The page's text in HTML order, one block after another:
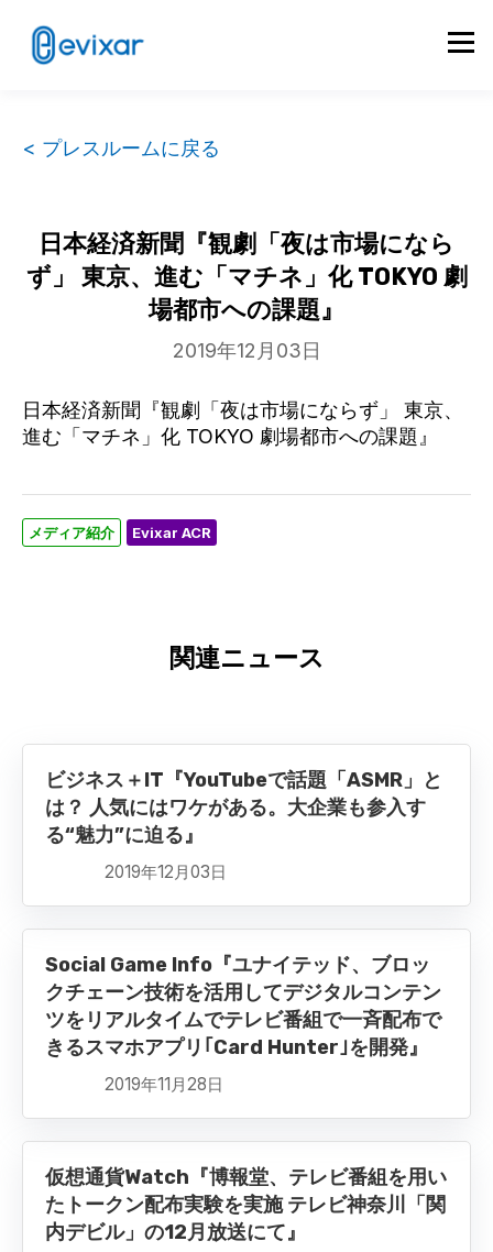
< プレスルームに戻る
日本経済新聞『観劇「夜は市場になら
ず」 東京、進む「マチネ」化 TOKYO 劇
場都市への課題』
2019年12月03日
日本経済新聞『観劇「夜は市場にならず」 東京、
進む「マチネ」化 TOKYO 劇場都市への課題』
メディア紹介 Evixar ACR
関連ニュース
ビジネス＋IT『YouTubeで話題「ASMR」と
は？ 人気にはワケがある。大企業も参入す
る“魅力”に迫る』
2019年12月03日
Social Game Info『ユナイテッド、ブロッ
クチェーン技術を活用してデジタルコンテン
ツをリアルタイムでテレビ番組で一斉配布で
きるスマホアプリ｢Card Hunter｣を開発』
2019年11月28日
仮想通貨Watch『博報堂、テレビ番組を用い
たトークン配布実験を実施 テレビ神奈川「関
内デビル」の12月放送にて』